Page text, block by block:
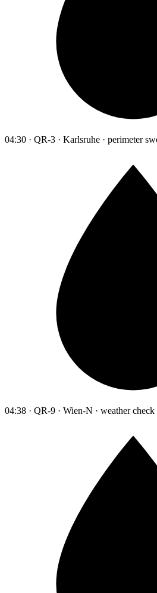
04:30 · QR-3 · Karlsruhe · perimeter
04:38 · QR-9 · Wien-N · weather